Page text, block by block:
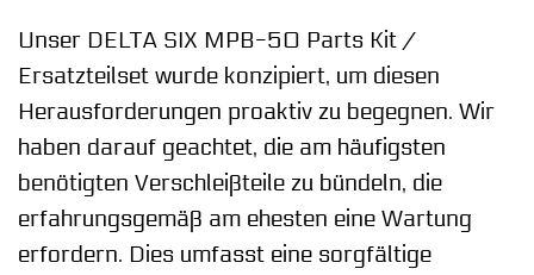
Unser DELTA SIX MPB-50 Parts Kit /
Ersatzteilset wurde konzipiert, um diesen
Herausforderungen proaktiv zu begegnen. Wir
haben darauf geachtet, die am häufigsten
benötigten Verschleißteile zu bündeln, die
erfahrungsgemäß am ehesten eine Wartung
erfordern. Dies umfasst eine sorgfältige